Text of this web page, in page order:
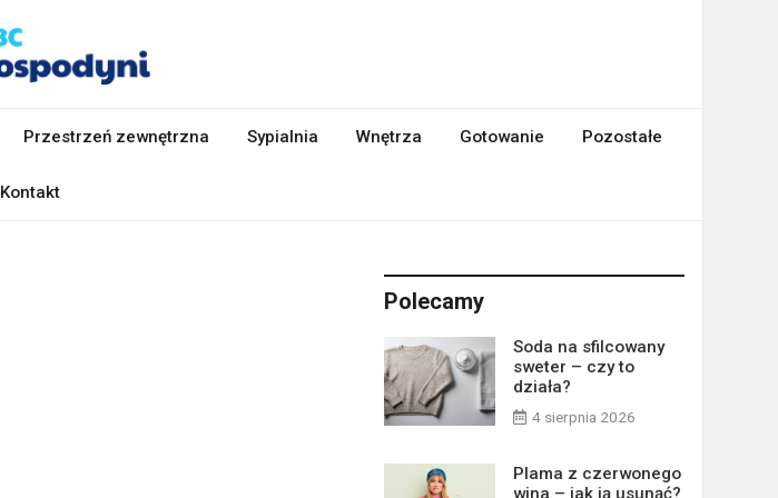
Przestrzeń zewnętrzna Sypialnia Wnętrza Gotowanie Pozostałe
Kontakt
Polecamy
Soda na sfilcowany
sweter – czy to
działa?
4 sierpnia 2026
Plama z czerwonego
wina – jak ją usunąć?